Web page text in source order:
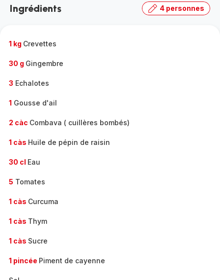
gamme
Ingrédients 4 personnes
1 kg Crevettes
30 g Gingembre
3 Echalotes
1 Gousse d'ail
2 càc Combava ( cuillères bombés)
1 càs Huile de pépin de raisin
30 cl Eau
5 Tomates
1 càs Curcuma
1 càs Thym
1 càs Sucre
1 pincée Piment de cayenne